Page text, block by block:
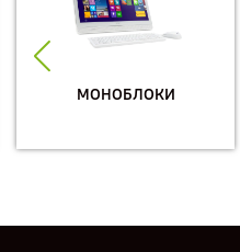
МОНОБЛОКИ